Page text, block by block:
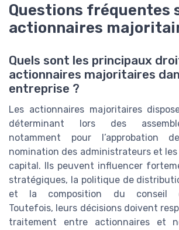
Questions fréquentes
actionnaires
Quels sont les principaux
actionnaires majoritaires
entreprise ?
Les actionnaires majoritaires
déterminant lors des
notamment pour l’approbation
nomination des administrateurs et
capital. Ils peuvent influencer
stratégiques, la politique de
et la composition du conseil
Toutefois, leurs décisions doivent
traitement entre actionnaires et